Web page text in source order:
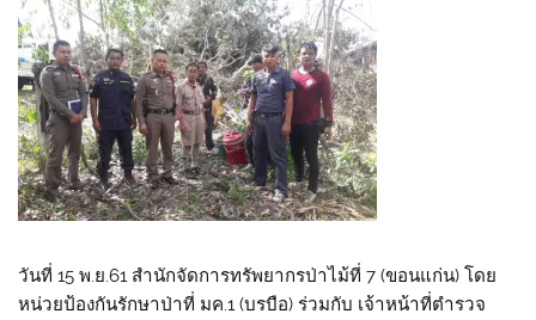
วันที่ 15 พ.ย.61 สำนักจัดการทรัพยากรป่าไม้ที่ 7 (ขอนแก่น) โดย
หน่วยป้องกันรักษาป่าที่ มค.1 (บรบือ) ร่วมกับ เจ้าหน้าที่ตำรวจ